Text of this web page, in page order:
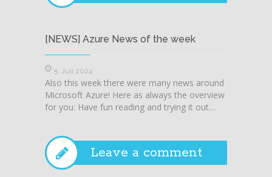
[NEWS] Azure News of the week
5. Juli 2024
Also this week there were many news around
Microsoft Azure! Here as always the overview
for you: Have fun reading and trying it out…
Leave a comment